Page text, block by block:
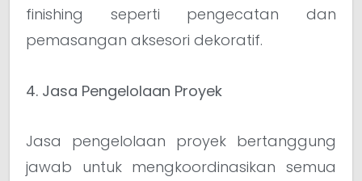
finishing seperti pengecatan dan
pemasangan aksesori dekoratif.
4. Jasa Pengelolaan Proyek
Jasa pengelolaan proyek bertanggung
jawab untuk mengkoordinasikan semua